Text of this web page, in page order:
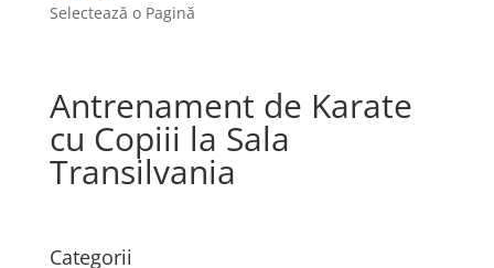
Selectează o Pagină
Antrenament de Karate
cu Copiii la Sala
Transilvania
Categorii